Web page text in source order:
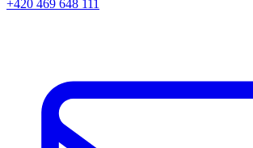
+420 469 648 111